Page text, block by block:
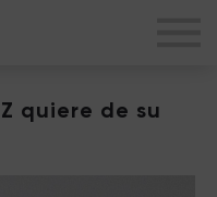
quiere de su